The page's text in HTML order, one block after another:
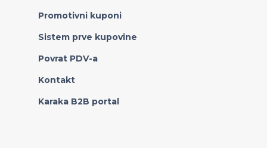
Promotivni kuponi
Sistem prve kupovine
Povrat PDV-a
Kontakt
Karaka B2B portal